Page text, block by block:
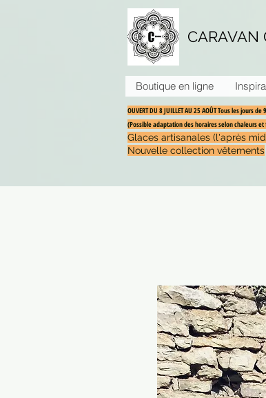
CARAVAN
Boutique en ligne
OUVERT DU 8 JUILLET AU 25 AOÛT Tous les jours
(Possible adaptation des horaires selon chaleurs
Glaces artisanales (l'après
Nouvelle collection vêtements